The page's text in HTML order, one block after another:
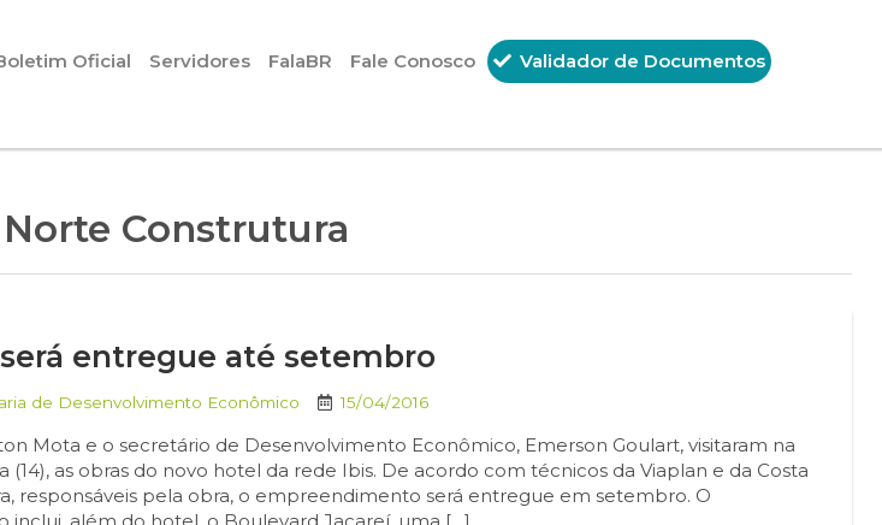
Oficial Servidores FalaBR Fale Conosco Validador de Documentos
Norte Construtura
entregue até setembro
de Desenvolvimento Econômico 15/04/2016
Mota e o secretário de Desenvolvimento Econômico, Emerson Goulart, visitaram na
(14), as obras do novo hotel da rede Ibis. De acordo com técnicos da Viaplan e da Costa
responsáveis pela obra, o empreendimento será entregue em setembro. O